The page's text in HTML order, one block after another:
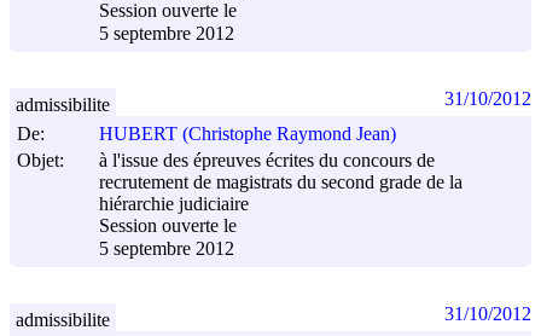
Session ouverte le
5 septembre 2012
De:
HUBERT (Christophe Raymond Jean)
Objet:
à l'issue des épreuves écrites du concours de
recrutement de magistrats du second grade de la
hiérarchie judiciaire
Session ouverte le
5 septembre 2012
admissibilite 31/10/2012
admissibilite 31/10/2012